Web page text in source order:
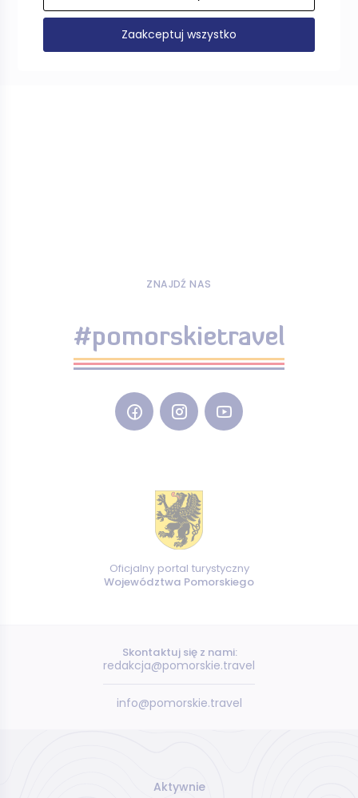
Pokaż więcej
ZNAJDŹ NAS
#pomorskietravel
Oficjalny portal turystyczny
Województwa Pomorskiego
Skontaktuj się z nami:
redakcja@pomorskie.travel
info@pomorskie.travel
Aktywnie
Zaakceptuj wszystko